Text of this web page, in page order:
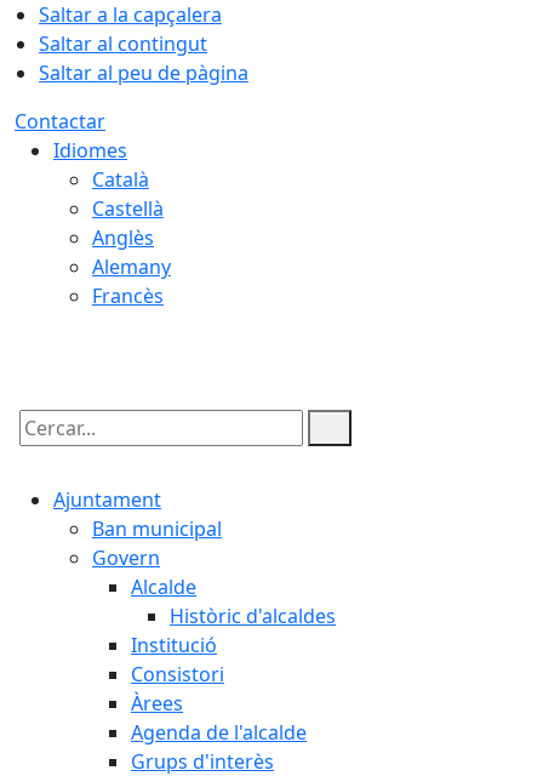
Saltar a la capçalera
Saltar al contingut
Saltar al peu de pàgina
Contactar
Idiomes
Català
Castellà
Anglès
Alemany
Francès
Cercar:
Ajuntament
Ban municipal
Govern
Alcalde
Històric d'alcaldes
Institució
Consistori
Àrees
Agenda de l'alcalde
Grups d'interès